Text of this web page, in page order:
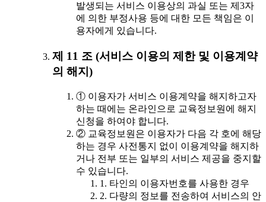
발생되는 서비스 이용상의 과실 또는 제3자
에 의한 부정사용 등에 대한 모든 책임은 이
용자에게 있습니다.
제 11 조 (서비스 이용의 제한 및 이용계약
의 해지)
① 이용자가 서비스 이용계약을 해지하고자
하는 때에는 온라인으로 교육정보원에 해지
신청을 하여야 합니다.
② 교육정보원은 이용자가 다음 각 호에 해당
하는 경우 사전통지 없이 이용계약을 해지하
거나 전부 또는 일부의 서비스 제공을 중지할
수 있습니다.
1. 타인의 이용자번호를 사용한 경우
2. 다량의 정보를 전송하여 서비스의 안